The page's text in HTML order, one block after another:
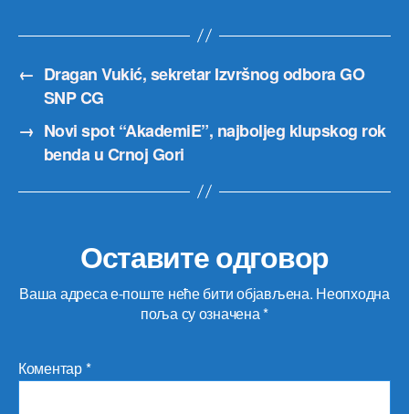
← Dragan Vukić, sekretar Izvršnog odbora GO
SNP CG
→ Novi spot “AkademiE”, najboljeg klupskog rok
benda u Crnoj Gori
Оставите одговор
Ваша адреса е-поште неће бити објављена. Неопходна
поља су означена*
Коментар*